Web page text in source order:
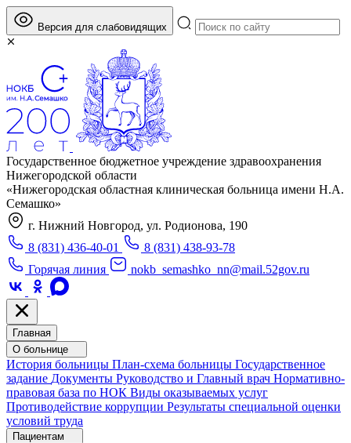
Версия для слабовидящих
Государственное бюджетное учреждение здравоохранения
Нижегородской области
«Нижегородская областная клиническая больница имени Н.А.
Семашко»
г. Нижний Новгород, ул. Родионова, 190
8 (831) 436-40-01
8 (831) 438-93-78
Горячая линия
nokb_semashko_nn@mail.52gov.ru
Главная
О больнице
История больницы План-схема больницы Государственное
задание Документы Руководство и Главный врач Нормативно-
правовая база по НОК Виды оказываемых услуг
Противодействие коррупции Результаты специальной оценки
условий труда
Пациентам